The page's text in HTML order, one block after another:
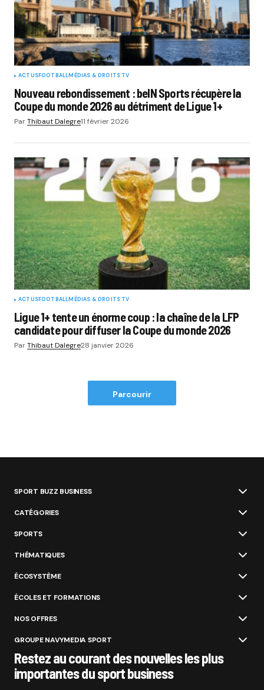
ACTUSFOOTBALLMÉDIAS & DROITS TV
Nouveau rebondissement : beIN Sports récupère la
Coupe du monde 2026 au détriment de Ligue 1+
ParThibaut Dalegre11 février 2026
ACTUSFOOTBALLMÉDIAS & DROITS TV
Ligue 1+ tente un énorme coup : la chaîne de la LFP
candidate pour diffuser la Coupe du monde 2026
ParThibaut Dalegre28 janvier 2026
Parcourir
SPORT BUZZ BUSINESS
CATÉGORIES
SPORTS
THÉMATIQUES
ÉCOSYSTÈME
ÉCOLES ET FORMATIONS
NOS OFFRES
GROUPE NAVYMEDIA SPORT
Restez au courant des nouvelles les plus
importantes du sport business